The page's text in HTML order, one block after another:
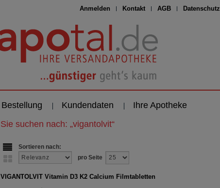
Anmelden Kontakt AGB Datenschutz
Bestellung Kundendaten Ihre Apotheke
Sie suchen nach: „vigantolvit“
Sortieren nach:
pro Seite
VIGANTOLVIT Vitamin D3 K2 Calcium Filmtabletten